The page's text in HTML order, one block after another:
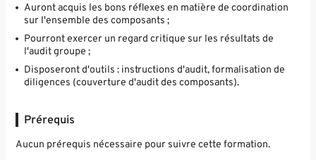
Auront acquis les bons réflexes en matière de coordination
sur l'ensemble des composants ;
Pourront exercer un regard critique sur les résultats de
l'audit groupe ;
Disposeront d'outils : instructions d'audit, formalisation de
diligences (couverture d'audit des composants).
Prérequis
Aucun prérequis nécessaire pour suivre cette formation.